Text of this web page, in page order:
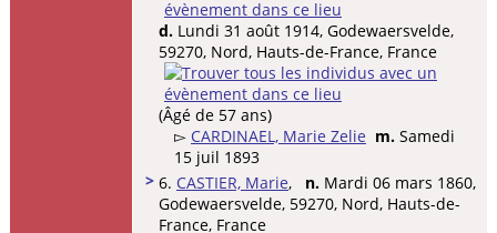
d. Lundi 31 août 1914, Godewaersvelde,
59270, Nord, Hauts-de-France, France
(Âgé de 57 ans)
▻ CARDINAEL, Marie Zelie m. Samedi
15 juil 1893
> 6. CASTIER, Marie, n. Mardi 06 mars 1860,
Godewaersvelde, 59270, Nord, Hauts-de-
France, France